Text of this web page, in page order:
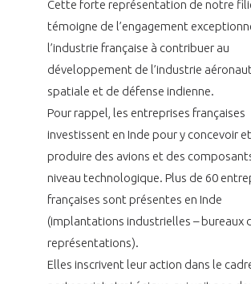
INTERNATIONALISATION
Cette forte représentation de notre
témoigne de l’engagement
l’industrie française à contribuer au
développement de l’industrie
spatiale et de défense indienne.
Pour rappel, les entreprises françaises
investissent en Inde pour y concevoir
produire des avions et des
niveau technologique. Plus de 60
françaises sont présentes en Inde
(implantations industrielles – bureaux
représentations).
Elles inscrivent leur action dans le